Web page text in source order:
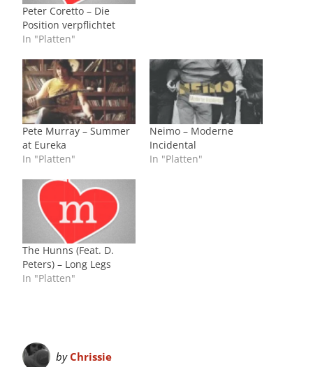
Peter Coretto – Die
Position verpflichtet
In "Platten"
Pete Murray – Summer
at Eureka
In "Platten"
Neimo – Moderne
Incidental
In "Platten"
The Hunns (Feat. D.
Peters) – Long Legs
In "Platten"
byChrissie